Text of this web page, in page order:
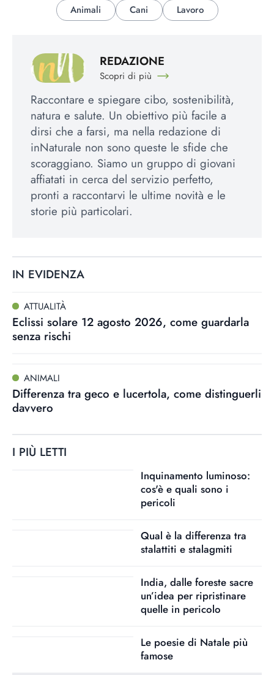
Animali Cani Lavoro
REDAZIONE
Scopri di più
Raccontare e spiegare cibo, sostenibilità,
natura e salute. Un obiettivo più facile a
dirsi che a farsi, ma nella redazione di
inNaturale non sono queste le sfide che
scoraggiano. Siamo un gruppo di giovani
affiatati in cerca del servizio perfetto,
pronti a raccontarvi le ultime novità e le
storie più particolari.
IN EVIDENZA
ATTUALITÀ
Eclissi solare 12 agosto 2026, come guardarla
senza rischi
ANIMALI
Differenza tra geco e lucertola, come distinguerli
davvero
I PIÙ LETTI
Inquinamento luminoso:
cos'è e quali sono i
pericoli
Qual è la differenza tra
stalattiti e stalagmiti
India, dalle foreste sacre
un’idea per ripristinare
quelle in pericolo
Le poesie di Natale più
famose